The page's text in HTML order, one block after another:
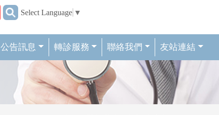
::: Select Language ▼
公告訊息 轉診服務 聯絡我們 友站連結